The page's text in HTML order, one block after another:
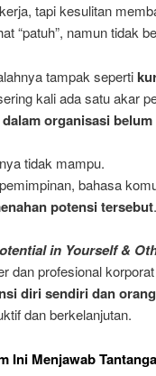
tapi kesulitan
“patuh”, namun tidak
tampak seperti
kali ada satu akar
organisasi
tidak mampu.
bahasa
potensi tersebut.
in Yourself &
dan profesional
diri sendiri dan
dan berkelanjutan.
Ini Menjawab